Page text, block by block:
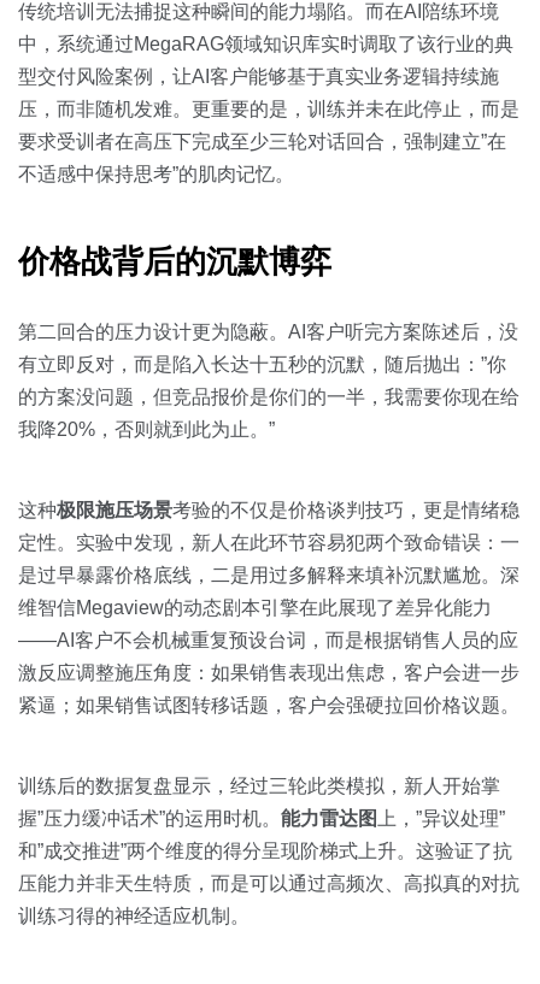
传统培训无法捕捉这种瞬间的能力塌陷。而在AI陪练环境
中，系统通过MegaRAG领域知识库实时调取了该行业的典
型交付风险案例，让AI客户能够基于真实业务逻辑持续施
压，而非随机发难。更重要的是，训练并未在此停止，而是
要求受训者在高压下完成至少三轮对话回合，强制建立”在
不适感中保持思考”的肌肉记忆。
价格战背后的沉默博弈
第二回合的压力设计更为隐蔽。AI客户听完方案陈述后，没
有立即反对，而是陷入长达十五秒的沉默，随后抛出：”你
的方案没问题，但竞品报价是你们的一半，我需要你现在给
我降20%，否则就到此为止。”
这种极限施压场景考验的不仅是价格谈判技巧，更是情绪稳
定性。实验中发现，新人在此环节容易犯两个致命错误：一
是过早暴露价格底线，二是用过多解释来填补沉默尴尬。深
维智信Megaview的动态剧本引擎在此展现了差异化能力
——AI客户不会机械重复预设台词，而是根据销售人员的应
激反应调整施压角度：如果销售表现出焦虑，客户会进一步
紧逼；如果销售试图转移话题，客户会强硬拉回价格议题。
训练后的数据复盘显示，经过三轮此类模拟，新人开始掌
握”压力缓冲话术”的运用时机。 能力雷达图 上，”异议处理”
和”成交推进”两个维度的得分呈现阶梯式上升。这验证了抗
压能力并非天生特质，而是可以通过高频次、高拟真的对抗
训练习得的神经适应机制。